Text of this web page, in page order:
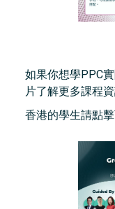
如果你想學PPC
片了解更多課程資
香港的學生請點